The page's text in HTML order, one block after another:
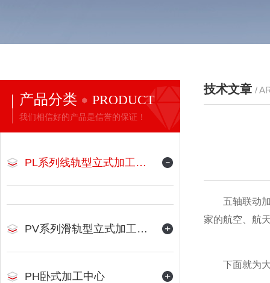
产品分类 PRODUCT
我们相信好的产品是信誉的保证！
PL系列线轨型立式加工中心
PV系列滑轨型立式加工中心
PH卧式加工中心
技术文章 /
五轴联动加
家的航空、航
下面就为大